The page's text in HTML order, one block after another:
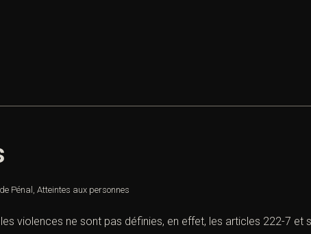
Pénal , Atteintes aux personnes
violences ne sont pas définies, en effet, les articles 222-7 et